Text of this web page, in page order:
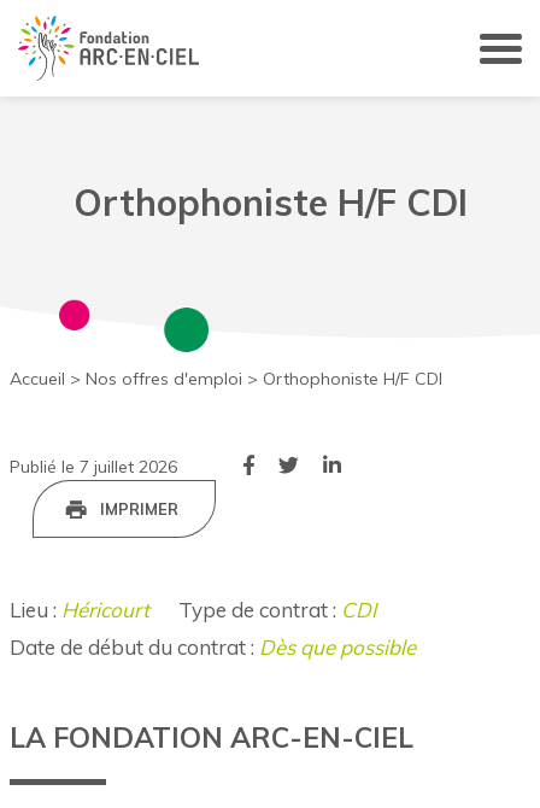
Orthophoniste H/F CDI
Accueil > Nos offres d'emploi > Orthophoniste H/F CDI
Publié le 7 juillet 2026
IMPRIMER
Lieu : Héricourt Type de contrat : CDI
Date de début du contrat : Dès que possible
LA FONDATION ARC-EN-CIEL